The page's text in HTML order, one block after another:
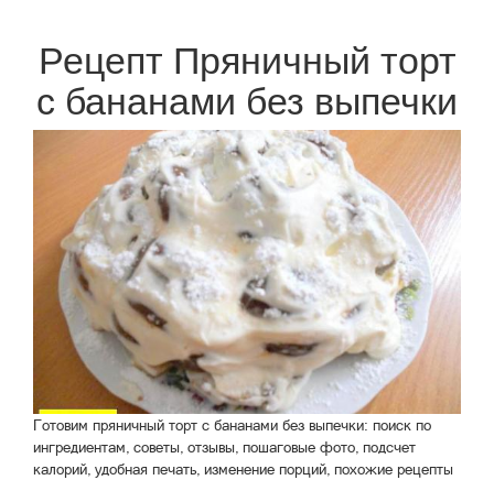
Рецепт Пряничный торт
с бананами без выпечки
Готовим пряничный торт с бананами без выпечки: поиск по
ингредиентам, советы, отзывы, пошаговые фото, подсчет
калорий, удобная печать, изменение порций, похожие рецепты